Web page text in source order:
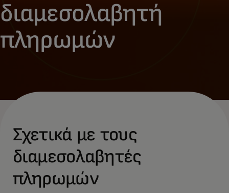
διαμεσολαβητή
πληρωμών
Σχετικά με τους
διαμεσολαβητές
πληρωμών